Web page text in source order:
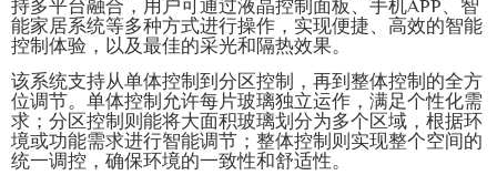
持多平台融合，用户可通过液晶控制面板、手机APP、智
能家居系统等多种方式进行操作，实现便捷、高效的智能
控制体验，以及最佳的采光和隔热效果。
该系统支持从单体控制到分区控制，再到整体控制的全方
位调节。单体控制允许每片玻璃独立运作，满足个性化需
求；分区控制则能将大面积玻璃划分为多个区域，根据环
境或功能需求进行智能调节；整体控制则实现整个空间的
统一调控，确保环境的一致性和舒适性。